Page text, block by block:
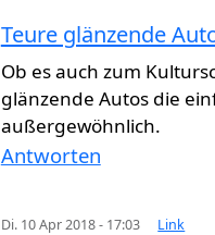
Teure glänzende
Ob es auch zum
glänzende Autos die
außergewöhnlich.
Antworten
Di. 10 Apr 2018 - 17:03 Link